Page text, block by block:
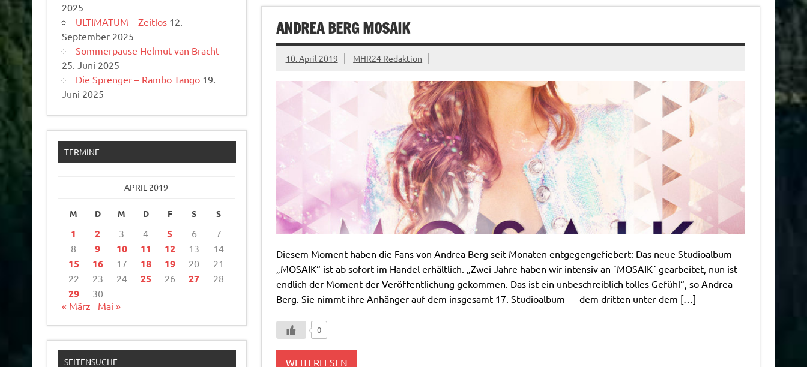
ANDREA BERG MOSAIK
10. April 2019 MHR24 Redaktion
Diesem Moment haben die Fans von Andrea Berg seit Monaten entgegengefiebert: Das neue Studioalbum
„MOSAIK“ ist ab sofort im Handel erhältlich. „Zwei Jahre haben wir intensiv an ´MOSAIK´ gearbeitet, nun ist
endlich der Moment der Veröffentlichung gekommen. Das ist ein unbeschreiblich tolles Gefühl“, so Andrea
Berg. Sie nimmt ihre Anhänger auf dem insgesamt 17. Studioalbum — dem dritten unter dem […]
0
WEITERLESEN
2025
ULTIMATUM – Zeitlos 12.
September 2025
Sommerpause Helmut van Bracht
25. Juni 2025
Die Sprenger – Rambo Tango 19.
Juni 2025
TERMINE
APRIL 2019
M D M D F S S
1 2 3 4 5 6
7
8
9 10 11 12 13 14
15 16 17 18 19 20
21
22
23 24 25 26 27 28
29
30
« März
Mai »
SEITENSUCHE